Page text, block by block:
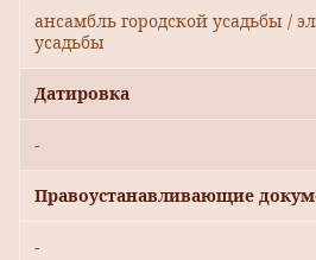
ансамбль городской усадьбы /
усадьбы
Датировка
-
Правоустанавливающие
-